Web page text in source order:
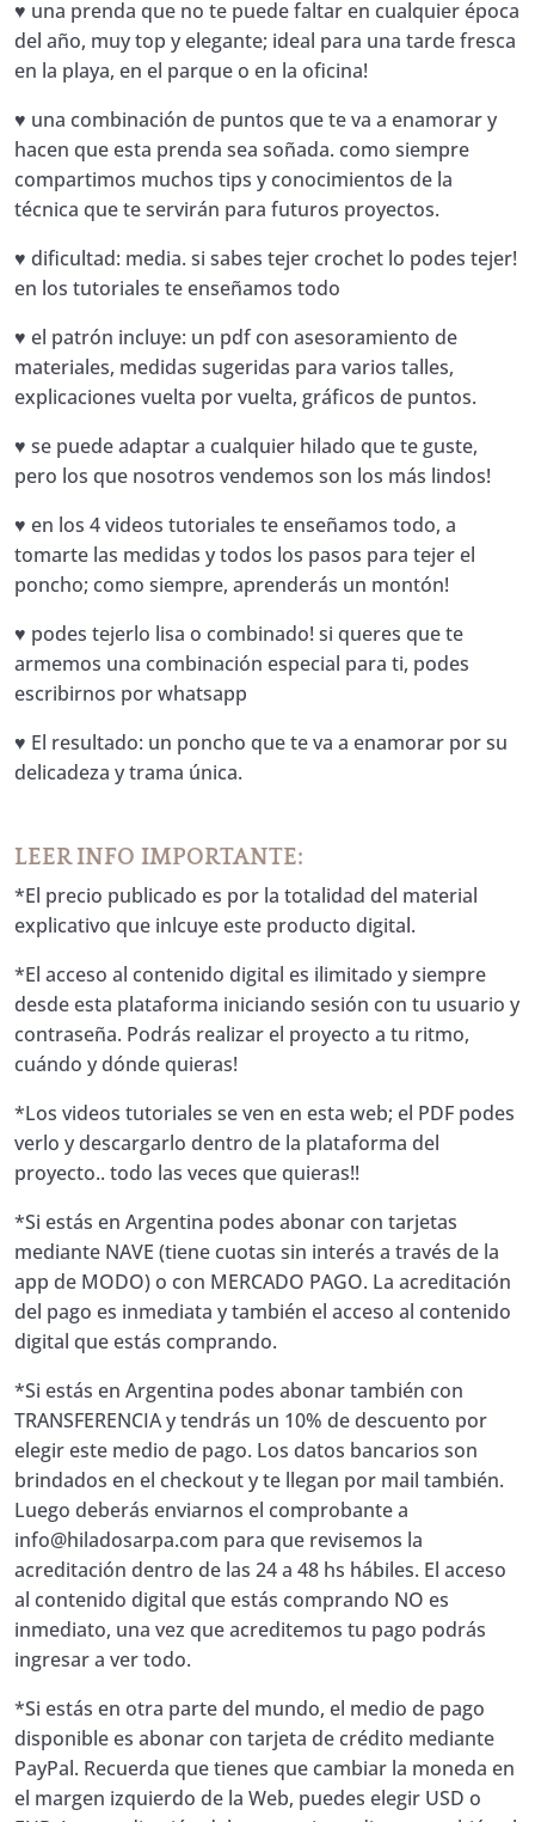
♥ una prenda que no te puede faltar en cualquier época
del año, muy top y elegante; ideal para una tarde fresca
en la playa, en el parque o en la oficina!
♥ una combinación de puntos que te va a enamorar y
hacen que esta prenda sea soñada. como siempre
compartimos muchos tips y conocimientos de la
técnica que te servirán para futuros proyectos.
♥ dificultad: media. si sabes tejer crochet lo podes tejer!
en los tutoriales te enseñamos todo
♥ el patrón incluye: un pdf con asesoramiento de
materiales, medidas sugeridas para varios talles,
explicaciones vuelta por vuelta, gráficos de puntos.
♥ se puede adaptar a cualquier hilado que te guste,
pero los que nosotros vendemos son los más lindos!
♥ en los 4 videos tutoriales te enseñamos todo, a
tomarte las medidas y todos los pasos para tejer el
poncho; como siempre, aprenderás un montón!
♥ podes tejerlo lisa o combinado! si queres que te
armemos una combinación especial para ti, podes
escribirnos por whatsapp
♥ El resultado: un poncho que te va a enamorar por su
delicadeza y trama única.
LEER INFO IMPORTANTE:
*El precio publicado es por la totalidad del material
explicativo que inlcuye este producto digital.
*El acceso al contenido digital es ilimitado y siempre
desde esta plataforma iniciando sesión con tu usuario y
contraseña. Podrás realizar el proyecto a tu ritmo,
cuándo y dónde quieras!
*Los videos tutoriales se ven en esta web; el PDF podes
verlo y descargarlo dentro de la plataforma del
proyecto.. todo las veces que quieras!!
*Si estás en Argentina podes abonar con tarjetas
mediante NAVE (tiene cuotas sin interés a través de la
app de MODO) o con MERCADO PAGO. La acreditación
del pago es inmediata y también el acceso al contenido
digital que estás comprando.
*Si estás en Argentina podes abonar también con
TRANSFERENCIA y tendrás un 10% de descuento por
elegir este medio de pago. Los datos bancarios son
brindados en el checkout y te llegan por mail también.
Luego deberás enviarnos el comprobante a
info@hiladosarpa.com para que revisemos la
acreditación dentro de las 24 a 48 hs hábiles. El acceso
al contenido digital que estás comprando NO es
inmediato, una vez que acreditemos tu pago podrás
ingresar a ver todo.
*Si estás en otra parte del mundo, el medio de pago
disponible es abonar con tarjeta de crédito mediante
PayPal. Recuerda que tienes que cambiar la moneda en
el margen izquierdo de la Web, puedes elegir USD o